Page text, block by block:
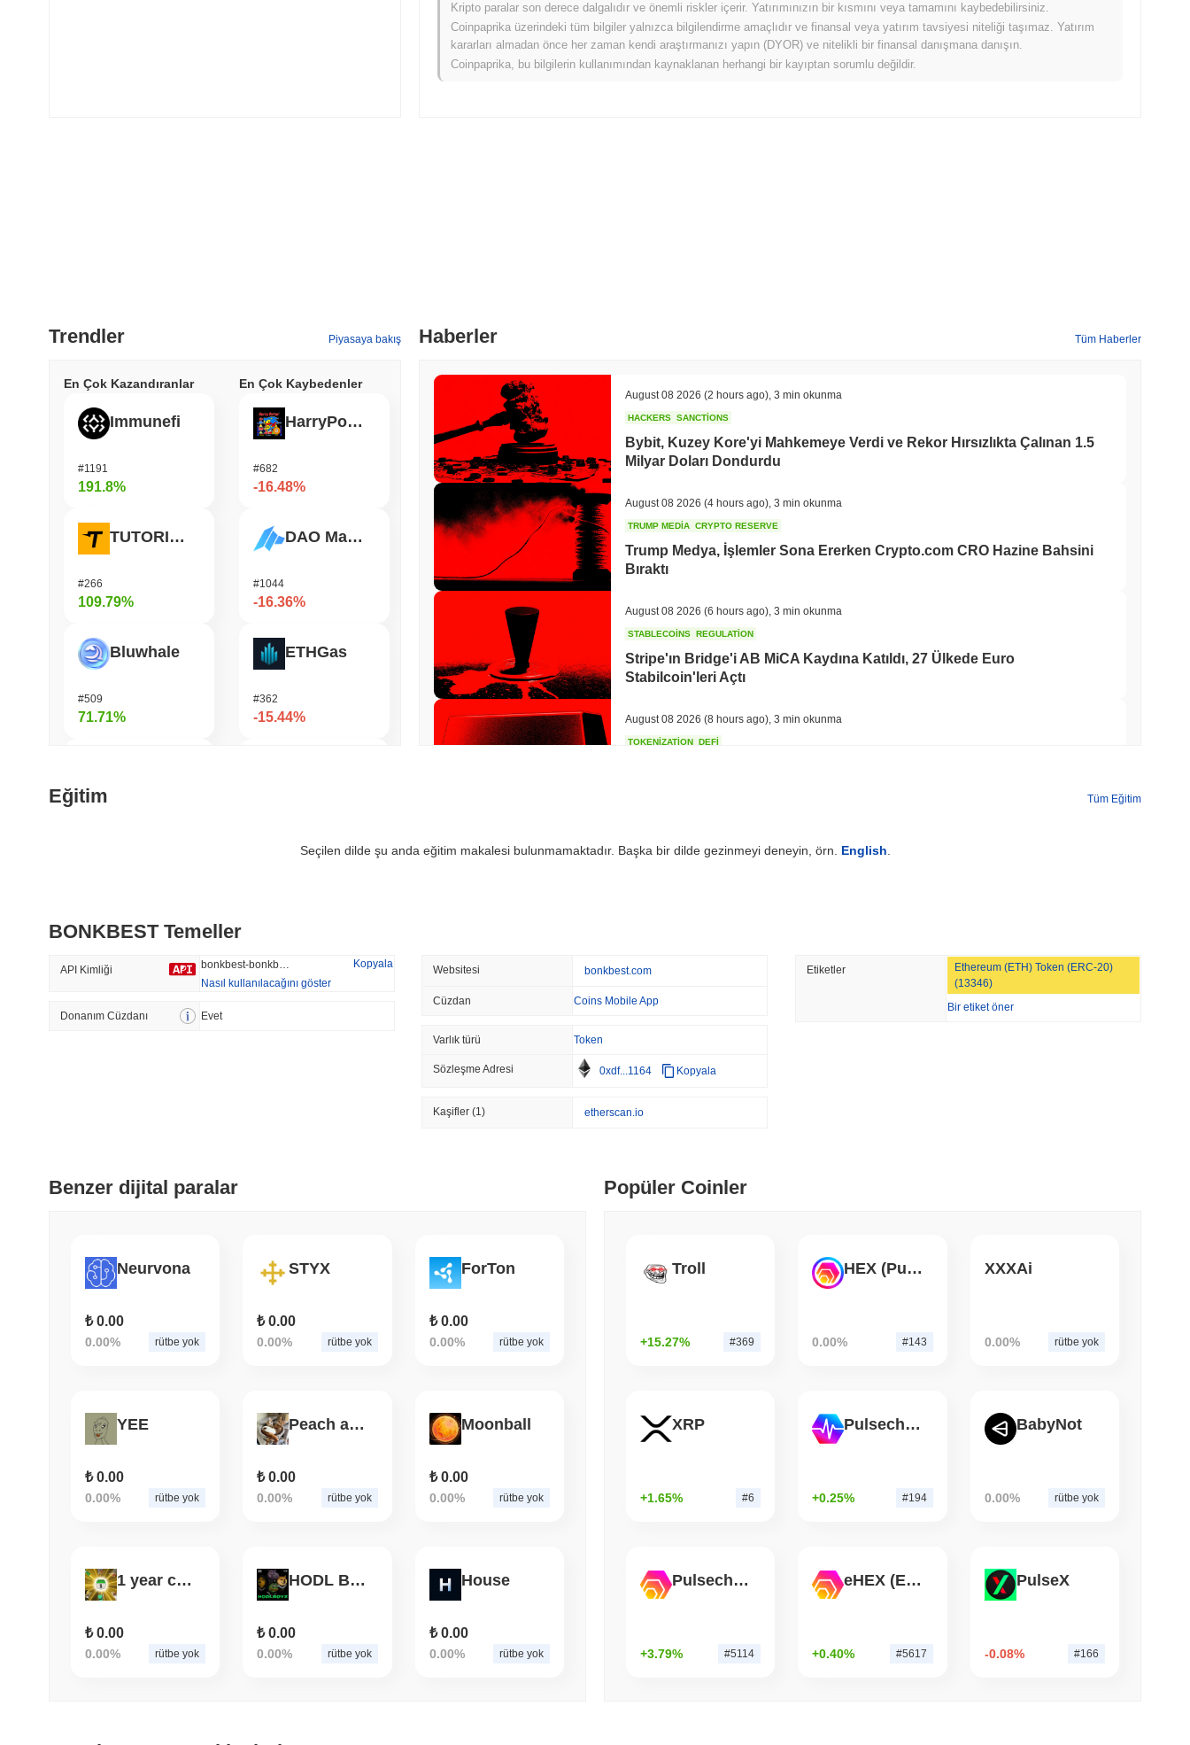
BONKBEST, daha geniş kripto piyasasıyla karşılaştırıldığında nasıl performans gösteriyor?
Son 7 günde BONKBEST 0.00% kazandı, genel kripto piyasasından0.42% kazanç kaydeden daha düşük performans gösterdi. Bu,
daha geniş piyasa momentumuna göre BONKBEST'ün fiyat hareketinde geçici bir gecikme gösterdiğini belirtir.
Kripto paralar son derece dalgalıdır ve önemli riskler içerir. Yatırımınızın bir kısmını veya tamamını kaybedebilirsiniz.
Coinpaprika üzerindeki tüm bilgiler yalnızca bilgilendirme amaçlıdır ve finansal veya yatırım tavsiyesi niteliği taşımaz. Yatırım
kararları almadan önce her zaman kendi araştırmanızı yapın (DYOR) ve nitelikli bir finansal danışmana danışın.
Coinpaprika, bu bilgilerin kullanımından kaynaklanan herhangi bir kayıptan sorumlu değildir.
Trendler Piyasaya bakış
En Çok Kazandıranlar
Immunefi
#1191
191.8%
TUTORIAL
#266
109.79%
Bluwhale
#509
71.71%
#698
En Çok Kaybedenler
HarryPotterObamaSonic10Inu (ETH)
#682
-16.48%
DAO Maker Token
#1044
-16.36%
ETHGas
#362
-15.44%
Trend Olan
Haberler Tüm Haberler
August 08 2026 (2 hours ago) 3 min okunma
HACKERS SANCTIONS
Bybit, Kuzey Kore'yi Mahkemeye Verdi ve Rekor Hırsızlıkta Çalınan 1.5
Milyar Doları Dondurdu
August 08 2026 (4 hours ago) 3 min okunma
TRUMP MEDIA CRYPTO RESERVE
Trump Medya, İşlemler Sona Ererken Crypto.com CRO Hazine Bahsini
Bıraktı
August 08 2026 (6 hours ago) 3 min okunma
STABLECOINS REGULATION
Stripe'ın Bridge'i AB MiCA Kaydına Katıldı, 27 Ülkede Euro
Stabilcoin'leri Açtı
August 08 2026 (8 hours ago) 3 min okunma
TOKENIZATION DEFI
CRYPTO REGULATIONS US REGULATORS
Tether, Suudi Arabistan'ın Gayrimenkulünde Tokenizasyon Bayrağını
Dikti
COINBASE TRADING
Ekliyor
Wintermute, Hisse Senetleri ve Kripto ETF'leri için ABD Aracı Kurum
3 min okunma
CRYPTO REGULATIONS
Wells Fargo, Mevduatları Tokenleştirme Yarışına Katılıyor
Eğitim Tüm Eğitim
Seçilen dilde şu anda eğitim makalesi bulunmamaktadır. Başka bir dilde gezinmeyi deneyin, örn. English
BONKBEST Temeller
API Kimliği
Kopyala
Nasıl kullanılacağını göster
Donanım Cüzdanı Evet
Websitesi bonkbest.com
Cüzdan Coins Mobile App
Varlık türü Token
Sözleşme Adresi 0xdf...1164 Kopyala
Kaşifler(1) etherscan.io
Etiketler
Ethereum (ETH) Token (ERC-20)
(13346)
Bir etiket öner
Benzer dijital paralar
Neurvona
₺ 0.00
0.00% rütbe yok
STYX
₺ 0.00
0.00% rütbe yok
ForTon
₺ 0.00
0.00% rütbe yok
YEE
₺ 0.00
0.00% rütbe yok
Peach and Pablo
₺ 0.00
0.00% rütbe yok
Moonball
₺ 0.00
0.00% rütbe yok
1 year can change your life
₺ 0.00
0.00% rütbe yok
HODL BOYZ
₺ 0.00
0.00% rütbe yok
House
₺ 0.00
0.00% rütbe yok
Popüler Coinler
Troll
+15.27% #369
HEX (Pulsechain)
0.00% #143
XXXAi
0.00% rütbe yok
XRP
+1.65% #6
Pulsechain
+0.25% #194
BabyNot
0.00% rütbe yok
Pulsechain Bridged HEX (Pulsechain)
+3.79% #5114
eHEX (Ethereum)
+0.40% #5617
PulseX
-0.08% #166